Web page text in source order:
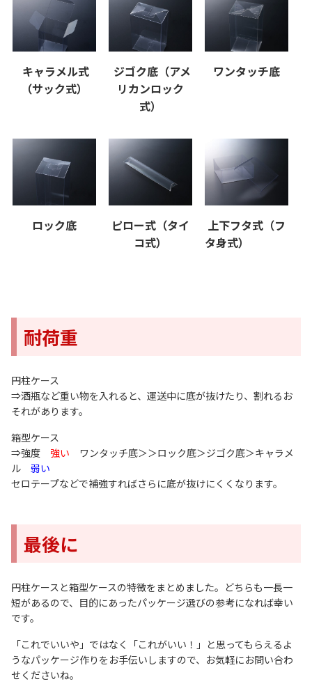
キャラメル式
（サック式）
ジゴク底（アメ
リカンロック
式）
ワンタッチ底
ロック底
ピロー式（タイ
コ式）
上下フタ式（フ
タ身式）
耐荷重
円柱ケース
⇒酒瓶など重い物を入れると、運送中に底が抜けたり、割れるお
それがあります。
箱型ケース
⇒強度 強い ワンタッチ底＞＞ロック底＞ジゴク底＞キャラメ
ル 弱い
セロテープなどで補強すればさらに底が抜けにくくなります。
最後に
円柱ケースと箱型ケースの特徴をまとめました。どちらも一長一
短があるので、目的にあったパッケージ選びの参考になれば幸い
です。
「これでいいや」ではなく「これがいい！」と思ってもらえるよ
うなパッケージ作りをお手伝いしますので、お気軽にお問い合わ
せくださいね。